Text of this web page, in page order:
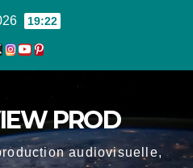
19:22
PROD
audiovisuelle,